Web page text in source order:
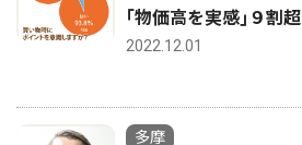
｢物価高を実感｣９割超
2022.12.01
多摩